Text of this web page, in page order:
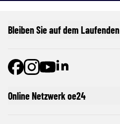
Online Netzwerk oe24
Bleiben Sie auf dem Laufenden